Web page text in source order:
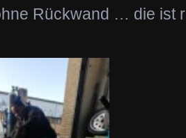
Rückwand … die ist